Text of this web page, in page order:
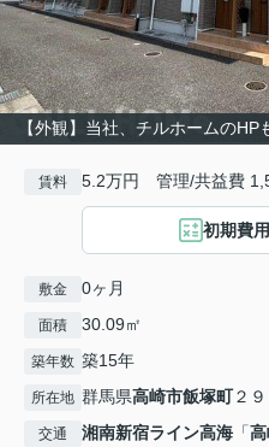
【外観】当社、チルホームの
賃料 5.2万円 管理/共益費
初期費
敷金 0ヶ月
面積 30.09㎡
築年数 築15年
所在地 群馬県高崎市飯塚町２９
交通 湘南新宿ライン高海 「